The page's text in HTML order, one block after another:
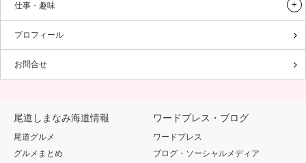
仕事・趣味
プロフィール
お問合せ
尾道しまなみ海道情報
尾道グルメ
グルメまとめ
ワードプレス・ブログ
ワードプレス
ブログ・ソーシャルメディア